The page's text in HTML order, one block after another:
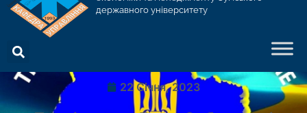
державного університету
22 Січня, 2023